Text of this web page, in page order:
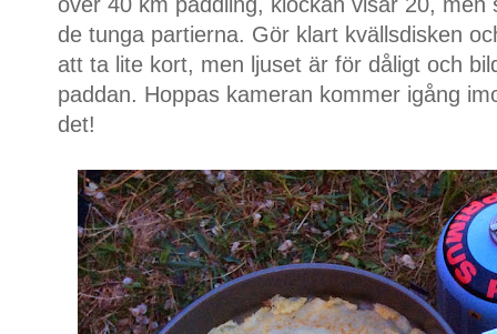
de tunga partierna. Gör klart kvällsdisken
att ta lite kort, men ljuset är för dåligt och
paddan. Hoppas kameran kommer igång
det!